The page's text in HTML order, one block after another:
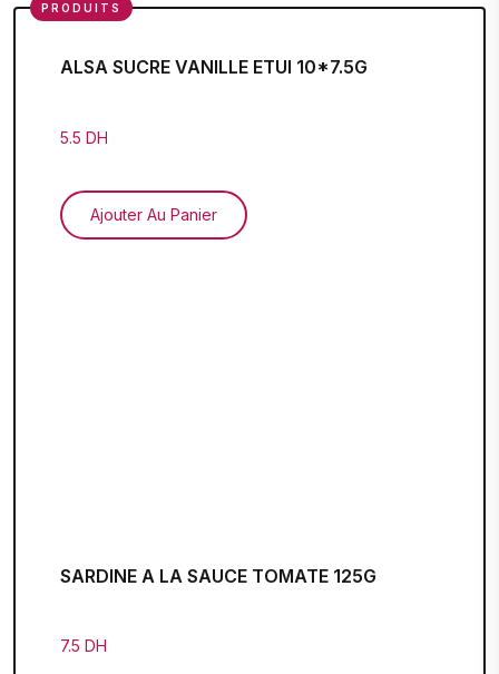
PRODUITS
ALSA SUCRE VANILLE ETUI 10*7.5G
5.5 DH
Ajouter Au Panier
SARDINE A LA SAUCE TOMATE 125G
7.5 DH